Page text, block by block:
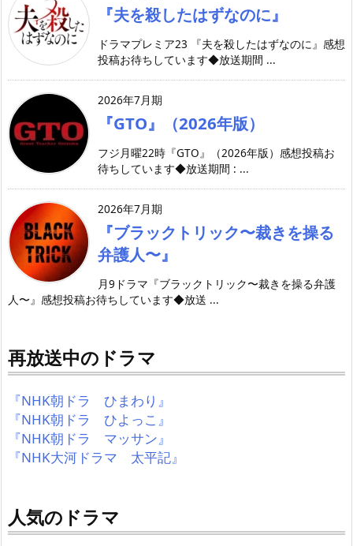
『夫を殺したはずなのに』
ドラマプレミア23 『夫を殺したはずなのに』感想
投稿お待ちしています◆放送期間 ...
2026年7月期
『GTO』（2026年版）
フジ月曜22時『GTO』（2026年版）感想投稿お
待ちしています◆放送期間 : ...
2026年7月期
『ブラックトリック〜裁きを操る
弁護人〜』
月9ドラマ『ブラックトリック〜裁きを操る弁護
人〜』感想投稿お待ちしています◆放送 ...
再放送中のドラマ
『NHK朝ドラ ひまわり』
『NHK朝ドラ ひよっこ』
『NHK朝ドラ マッサン』
『NHK大河ドラマ 太平記』
人気のドラマ